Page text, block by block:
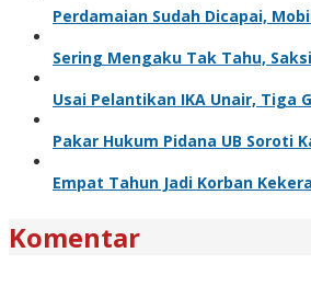
Perdamaian Sudah Dicapai,
Sering Mengaku Tak Tahu,
Usai Pelantikan IKA Unair, Tiga
Pakar Hukum Pidana UB Soroti
Empat Tahun Jadi Korban
Komentar